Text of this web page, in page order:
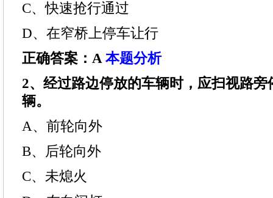
C、快速抢行通过
D、在窄桥上停车让行
正确答案：A 本题分析
2、经过路边停放的车辆时，应扫视路旁
辆。
A、前轮向外
B、后轮向外
C、未熄火